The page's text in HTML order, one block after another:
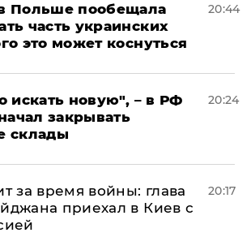
Польше пообещала
часть украинских
это может коснуться
20:44
искать новую", – в РФ
закрывать
склады
20:24
за время войны: глава
приехал в Киев с
20:17